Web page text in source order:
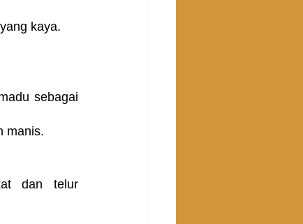
kaya.
sebagai
manis.
dan telur